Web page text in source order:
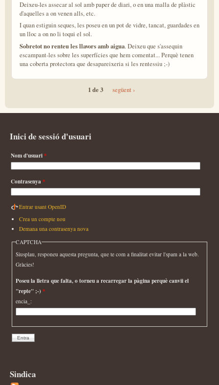
Deixeu-les assecar al sol amb paper de diari, o en una malla de plàstic
d'aquelles a on venen alls, etc.
I quan estiguin seques, les poseu en un pot de vidre, tancat, guardades en
un lloc a on no li toqui el sol.
Sobretot no renteu les llavors amb aigua. Deixeu que s'assequin
escampant-les sobre les superfícies que hem comentat... Perquè tenen
una coberta protectora que desapareixeria si les rentessiu ;-)
1 de 3 següent ›
Inici de sessió d'usuari
Nom d'usuari*
Contrasenya*
Entrar usant OpenID
Crea un compte nou
Demana una contrasenya nova
CAPTCHA
Siusplau, responeu aquesta pregunta, que te com a finalitat evitar l'spam a la web.
Gràcies!
Poseu la lletra que falta, o torneu a recarregar la pàgina perquè canvii el
"repte" ;-)*
encia_:
Sindica